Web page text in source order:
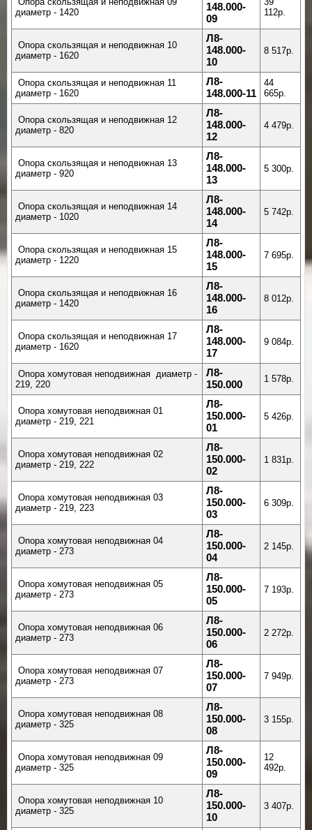
диаметр - 1420
148.000-
09
112р.
Опора скользящая и неподвижная 10
диаметр - 1620
Л8-
148.000-
10
8 517р.
Опора скользящая и неподвижная 11
диаметр - 1620
Л8-
148.000-11
44
665р.
Опора скользящая и неподвижная 12
диаметр - 820
Л8-
148.000-
12
4 479р.
Опора скользящая и неподвижная 13
диаметр - 920
Л8-
148.000-
13
5 300р.
Опора скользящая и неподвижная 14
диаметр - 1020
Л8-
148.000-
14
5 742р.
Опора скользящая и неподвижная 15
диаметр - 1220
Л8-
148.000-
15
7 695р.
Опора скользящая и неподвижная 16
диаметр - 1420
Л8-
148.000-
16
8 012р.
Опора скользящая и неподвижная 17
диаметр - 1620
Л8-
148.000-
17
9 084р.
Опора хомутовая неподвижная диаметр -
219, 220
Л8-
150.000
1 578р.
Опора хомутовая неподвижная 01
диаметр - 219, 221
Л8-
150.000-
01
5 426р.
Опора хомутовая неподвижная 02
диаметр - 219, 222
Л8-
150.000-
02
1 831р.
Опора хомутовая неподвижная 03
диаметр - 219, 223
Л8-
150.000-
03
6 309р.
Опора хомутовая неподвижная 04
диаметр - 273
Л8-
150.000-
04
2 145р.
Опора хомутовая неподвижная 05
диаметр - 273
Л8-
150.000-
05
7 193р.
Опора хомутовая неподвижная 06
диаметр - 273
Л8-
150.000-
06
2 272р.
Опора хомутовая неподвижная 07
диаметр - 273
Л8-
150.000-
07
7 949р.
Опора хомутовая неподвижная 08
диаметр - 325
Л8-
150.000-
08
3 155р.
Опора хомутовая неподвижная 09
диаметр - 325
Л8-
150.000-
09
12
492р.
Опора хомутовая неподвижная 10
диаметр - 325
Л8-
150.000-
10
3 407р.